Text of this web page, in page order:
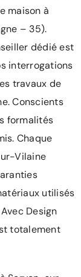
maison à
– 35).
dédié est
interrogations
travaux de
Conscients
formalités
Chaque
Vilaine
utilisés
Design
totalement